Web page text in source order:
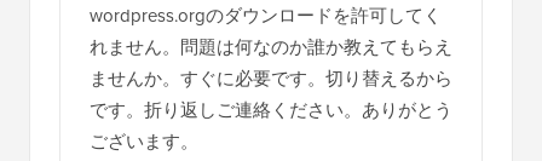
wordpress.orgのダウンロードを許可してく
れません。問題は何なのか誰か教えてもらえ
ませんか。すぐに必要です。切り替えるから
です。折り返しご連絡ください。ありがとう
ございます。